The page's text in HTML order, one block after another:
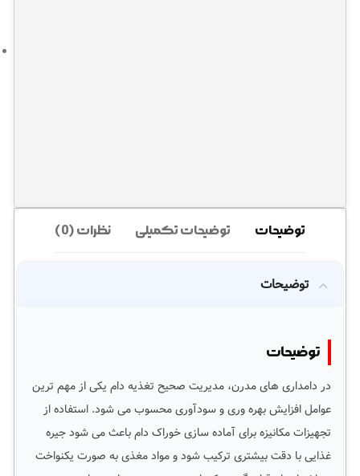
توضیحات توضیحات تکمیلی نظرات (0)
توضیحات
توضیحات
در دامداری های مدرن، مدیریت صحیح تغذیه دام یکی از مهم ترین
عوامل افزایش بهره وری و سودآوری محسوب می شود. استفاده از
تجهیزات مکانیزه برای آماده سازی خوراک دام باعث می شود جیره
غذایی با دقت بیشتری ترکیب شود و مواد مغذی به صورت یکنواخت